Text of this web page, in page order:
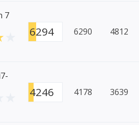
7
6294 6290 4812
4246 4178 3639